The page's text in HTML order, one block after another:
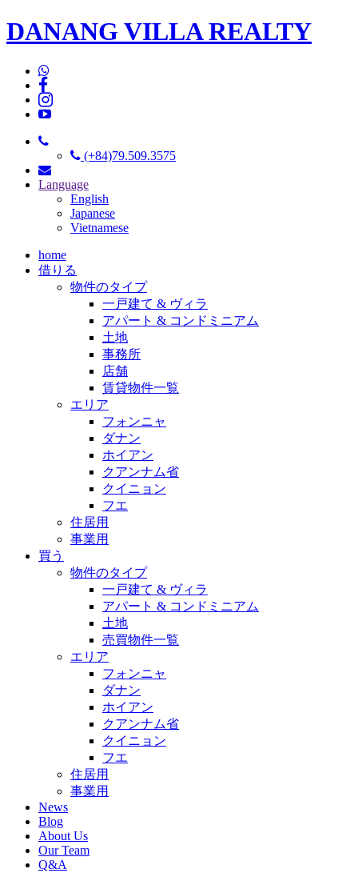
DANANG VILLA REALTY
(+84)79.509.3575
Language
English
Japanese
Vietnamese
home
借りる
物件のタイプ
一戸建て & ヴィラ
アパート & コンドミニアム
土地
事務所
店舗
賃貸物件一覧
エリア
フォンニャ
ダナン
ホイアン
クアンナム省
クイニョン
フエ
住居用
事業用
買う
物件のタイプ
一戸建て & ヴィラ
アパート & コンドミニアム
土地
売買物件一覧
エリア
フォンニャ
ダナン
ホイアン
クアンナム省
クイニョン
フエ
住居用
事業用
News
Blog
About Us
Our Team
Q&A